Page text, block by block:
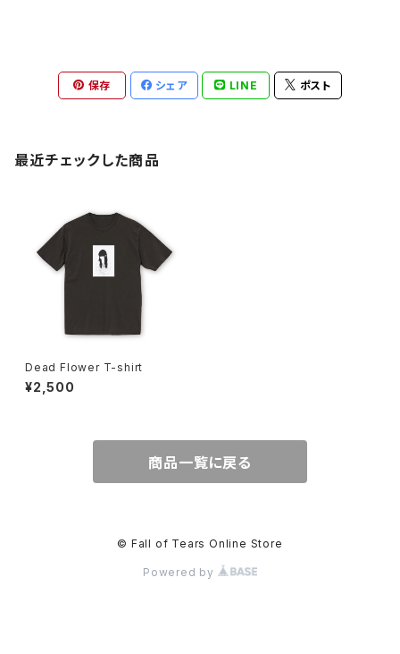
保存 シェア LINE ポスト
最近チェックした商品
Dead Flower T-shirt
¥2,500
商品一覧に戻る
© Fall of Tears Online Store
Powered by